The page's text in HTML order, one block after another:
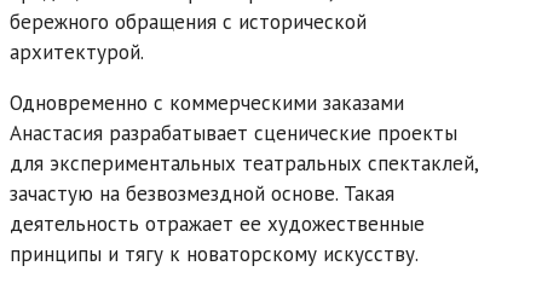
бережного обращения с исторической
архитектурой.
Одновременно с коммерческими заказами
Анастасия разрабатывает сценические проекты
для экспериментальных театральных спектаклей,
зачастую на безвозмездной основе. Такая
деятельность отражает ее художественные
принципы и тягу к новаторскому искусству.